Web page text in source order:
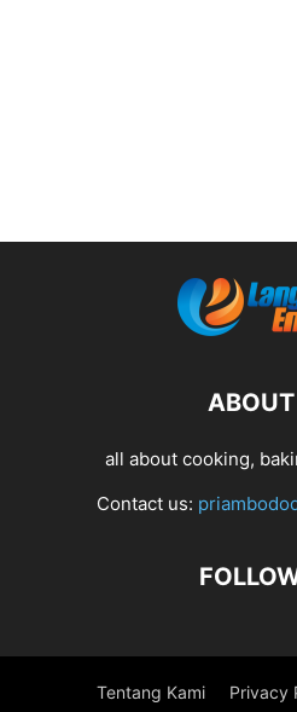
all about cooking,
Contact us:
Tentang Kami Privacy